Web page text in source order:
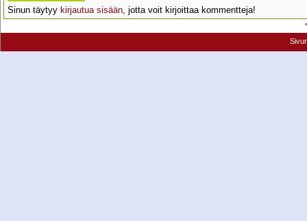
Sinun täytyy kirjautua sisään, jotta voit kirjoittaa kommentteja!